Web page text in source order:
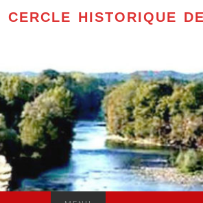
CERCLE HISTORIQUE